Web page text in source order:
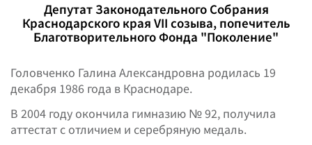
Депутат Законодательного Собрания
Краснодарского края VII созыва, попечитель
Благотворительного Фонда "Поколение"
Головченко Галина Александровна родилась 19
декабря 1986 года в Краснодаре.
В 2004 году окончила гимназию № 92, получила
аттестат с отличием и серебряную медаль.